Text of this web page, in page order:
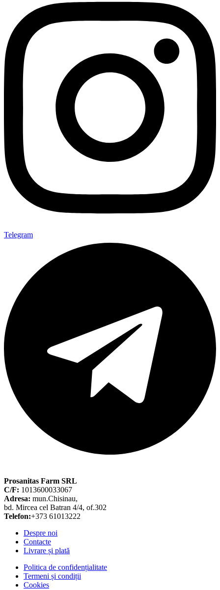
Telegram
Prosanitas Farm SRL
C/F: 1013600033067
Adresa: mun.Chisinau,
bd. Mircea cel Batran 4/4, of.302
Telefon:+373 61013222
Despre noi
Contacte
Livrare și plată
Politica de confidențialitate
Termeni și condiții
Cookies